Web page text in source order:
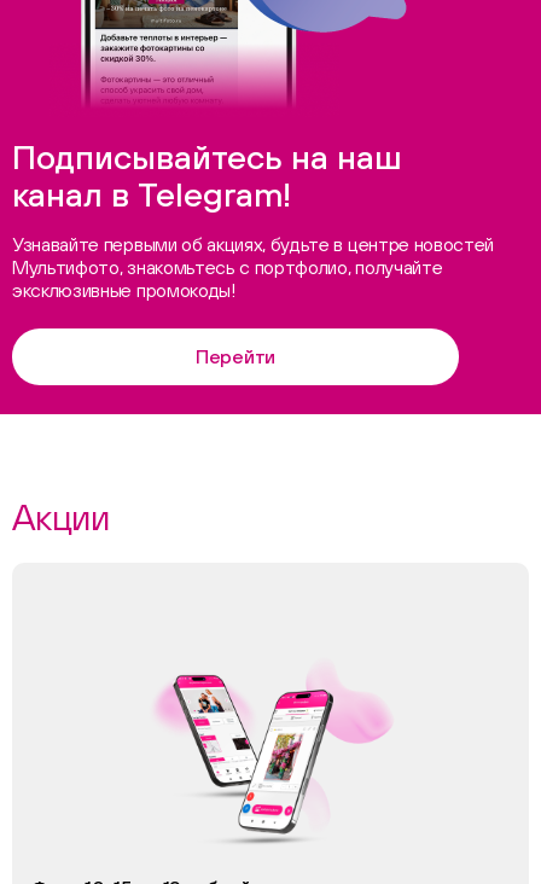
Подписывайтесь на наш
канал в Telegram!
Узнавайте первыми об акциях, будьте в центре новостей
Мультифото, знакомьтесь с портфолио, получайте
эксклюзивные промокоды!
Перейти
Акции